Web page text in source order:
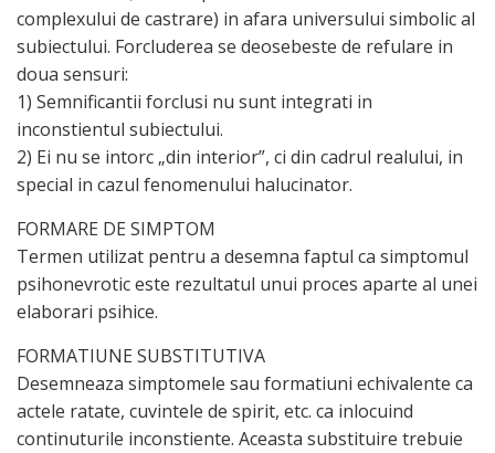
complexului de castrare) in afara universului simbolic al
subiectului. Forcluderea se deosebeste de refulare in
doua sensuri:
1) Semnificantii forclusi nu sunt integrati in
inconstientul subiectului.
2) Ei nu se intorc „din interior”, ci din cadrul realului, in
special in cazul fenomenului halucinator.
FORMARE DE SIMPTOM
Termen utilizat pentru a desemna faptul ca simptomul
psihonevrotic este rezultatul unui proces aparte al unei
elaborari psihice.
FORMATIUNE SUBSTITUTIVA
Desemneaza simptomele sau formatiuni echivalente ca
actele ratate, cuvintele de spirit, etc. ca inlocuind
continuturile inconstiente. Aceasta substituire trebuie